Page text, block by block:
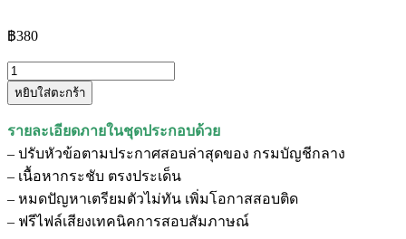
฿380
จำนวน
แนว
นัก
วิชาการ
คลัง
กรม
บัญชี
หยิบใส่ตะกร้า
รายละเอียดภายในชุดประกอบด้วย
– ปรับหัวข้อตามประกาศสอบล่าสุดของ กรมบัญชีกลาง
– เนื้อหากระชับ ตรงประเด็น
– หมดปัญหาเตรียมตัวไม่ทัน เพิ่มโอกาสสอบติด
– ฟรีไฟล์เสียงเทคนิคการสอบสัมภาษณ์